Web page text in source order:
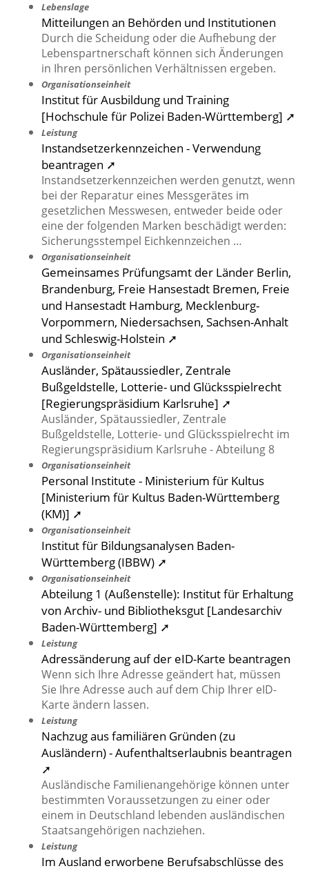
Lebenslage
Mitteilungen an Behörden und Institutionen
Durch die Scheidung oder die Aufhebung der
Lebenspartnerschaft können sich Änderungen
in Ihren persönlichen Verhältnissen ergeben.
Organisationseinheit
Institut für Ausbildung und Training
[Hochschule für Polizei Baden-Württemberg] ➚
Leistung
Instandsetzerkennzeichen - Verwendung
beantragen ➚
Instandsetzerkennzeichen werden genutzt, wenn
bei der Reparatur eines Messgerätes im
gesetzlichen Messwesen, entweder beide oder
eine der folgenden Marken beschädigt werden:
Sicherungsstempel Eichkennzeichen …
Organisationseinheit
Gemeinsames Prüfungsamt der Länder Berlin,
Brandenburg, Freie Hansestadt Bremen, Freie
und Hansestadt Hamburg, Mecklenburg-
Vorpommern, Niedersachsen, Sachsen-Anhalt
und Schleswig-Holstein ➚
Organisationseinheit
Ausländer, Spätaussiedler, Zentrale
Bußgeldstelle, Lotterie- und Glücksspielrecht
[Regierungspräsidium Karlsruhe] ➚
Ausländer, Spätaussiedler, Zentrale
Bußgeldstelle, Lotterie- und Glücksspielrecht im
Regierungspräsidium Karlsruhe - Abteilung 8
Organisationseinheit
Personal Institute - Ministerium für Kultus
[Ministerium für Kultus Baden-Württemberg
(KM)] ➚
Organisationseinheit
Institut für Bildungsanalysen Baden-
Württemberg (IBBW) ➚
Organisationseinheit
Abteilung 1 (Außenstelle): Institut für Erhaltung
von Archiv- und Bibliotheksgut [Landesarchiv
Baden-Württemberg] ➚
Leistung
Adressänderung auf der eID-Karte beantragen
Wenn sich Ihre Adresse geändert hat, müssen
Sie Ihre Adresse auch auf dem Chip Ihrer eID-
Karte ändern lassen.
Leistung
Nachzug aus familiären Gründen (zu
Ausländern) - Aufenthaltserlaubnis beantragen
➚
Ausländische Familienangehörige können unter
bestimmten Voraussetzungen zu einer oder
einem in Deutschland lebenden ausländischen
Staatsangehörigen nachziehen.
Leistung
Im Ausland erworbene Berufsabschlüsse des